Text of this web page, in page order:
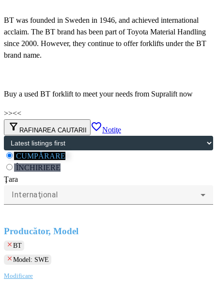
BT was founded in Sweden in 1946, and achieved international
acclaim. The BT brand has been part of Toyota Material Handling
since 2000. However, they continue to offer forklifts under the BT
brand name.
Buy a used BT forklift to meet your needs from Supralift now
>><<
filter_alt RAFINAREA CAUTARII favorite_borderNotiţe
CUMPĂRARE
ÎNCHIRIERE
Ţara
Internaţional
Producător, Model
clear BT
clear Model: SWE
Modificare